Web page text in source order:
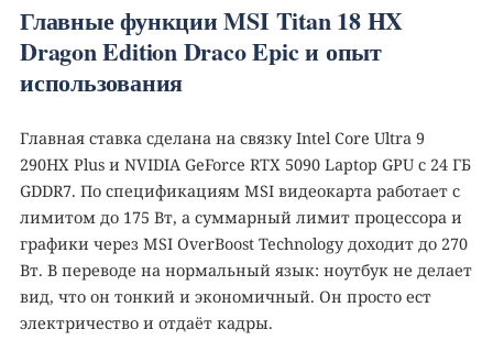
Главные функции MSI Titan 18 HX
Dragon Edition Draco Epic и опыт
использования
Главная ставка сделана на связку Intel Core Ultra 9
290HX Plus и NVIDIA GeForce RTX 5090 Laptop GPU с 24 ГБ
GDDR7. По спецификациям MSI видеокарта работает с
лимитом до 175 Вт, а суммарный лимит процессора и
графики через MSI OverBoost Technology доходит до 270
Вт. В переводе на нормальный язык: ноутбук не делает
вид, что он тонкий и экономичный. Он просто ест
электричество и отдаёт кадры.